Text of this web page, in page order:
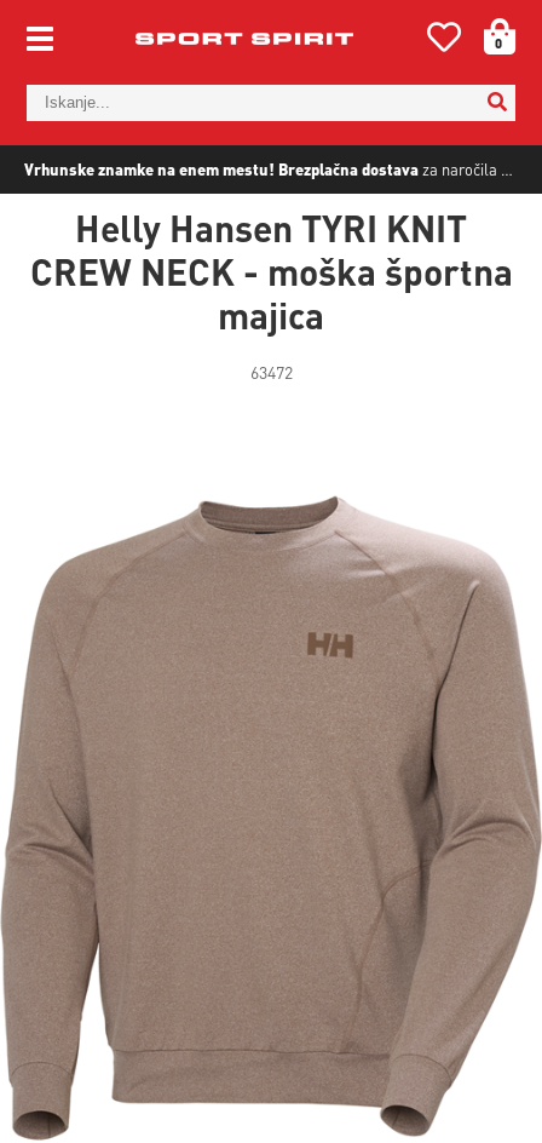
Vrhunske znamke na enem mestu! Brezplačna dostavaza naročila nad
0
Helly Hansen TYRI KNIT
CREW NECK - moška športna
majica
63472